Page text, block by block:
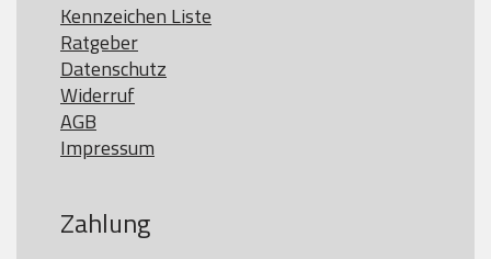
Kennzeichen Liste
Ratgeber
Datenschutz
Widerruf
AGB
Impressum
Zahlung